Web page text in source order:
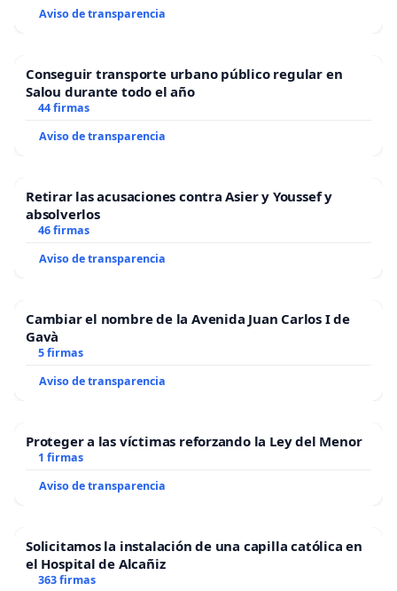
Aviso de transparencia
Conseguir transporte urbano público regular en
Salou durante todo el año
44 firmas
Aviso de transparencia
Retirar las acusaciones contra Asier y Youssef y
absolverlos
46 firmas
Aviso de transparencia
Cambiar el nombre de la Avenida Juan Carlos I de
Gavà
5 firmas
Aviso de transparencia
Proteger a las víctimas reforzando la Ley del Menor
1 firmas
Aviso de transparencia
Solicitamos la instalación de una capilla católica en
el Hospital de Alcañiz
363 firmas